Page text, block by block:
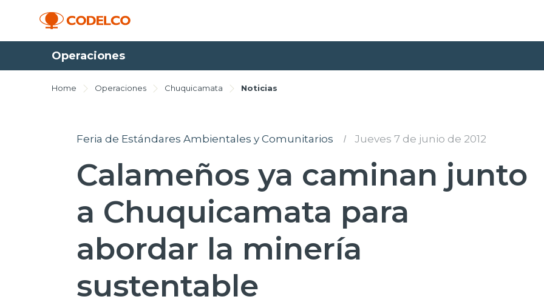
Operaciones
Home Operaciones Chuquicamata Noticias
Feria de Estándares Ambientales y Comunitarios I Jueves 7 de junio de 2012
Calameños ya caminan junto
a Chuquicamata para
abordar la minería
sustentable